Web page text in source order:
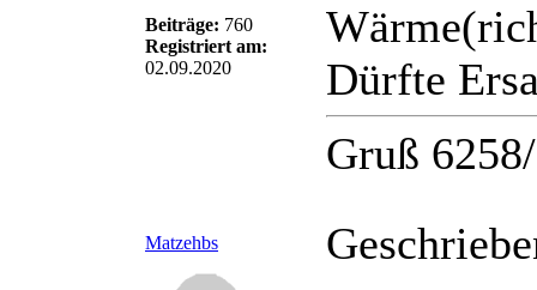
Beiträge: 760
Registriert am:
02.09.2020
Dürfte
Gruß
Matzehbs